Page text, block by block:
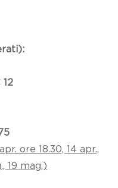
12
ore 18.30, 14 apr.,
19 mag.)